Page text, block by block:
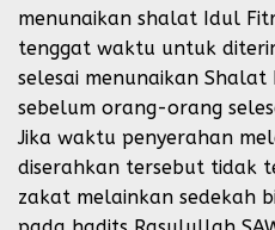
menunaikan shalat Idul
tenggat waktu untuk
selesai menunaikan
sebelum orang-orang
Jika waktu penyerahan
diserahkan tersebut tidak
zakat melainkan sedekah